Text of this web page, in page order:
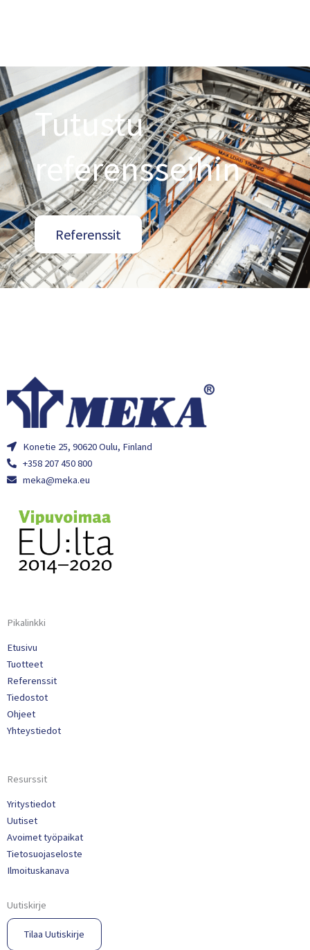
Tutustu
referensseihin
Referenssit
Konetie 25, 90620 Oulu, Finland
+358 207 450 800
meka@meka.eu
Pikalinkki
Etusivu
Tuotteet
Referenssit
Tiedostot
Ohjeet
Yhteystiedot
Resurssit
Yritystiedot
Uutiset
Avoimet työpaikat
Tietosuojaseloste
Ilmoituskanava
Uutiskirje
Tilaa Uutiskirje​